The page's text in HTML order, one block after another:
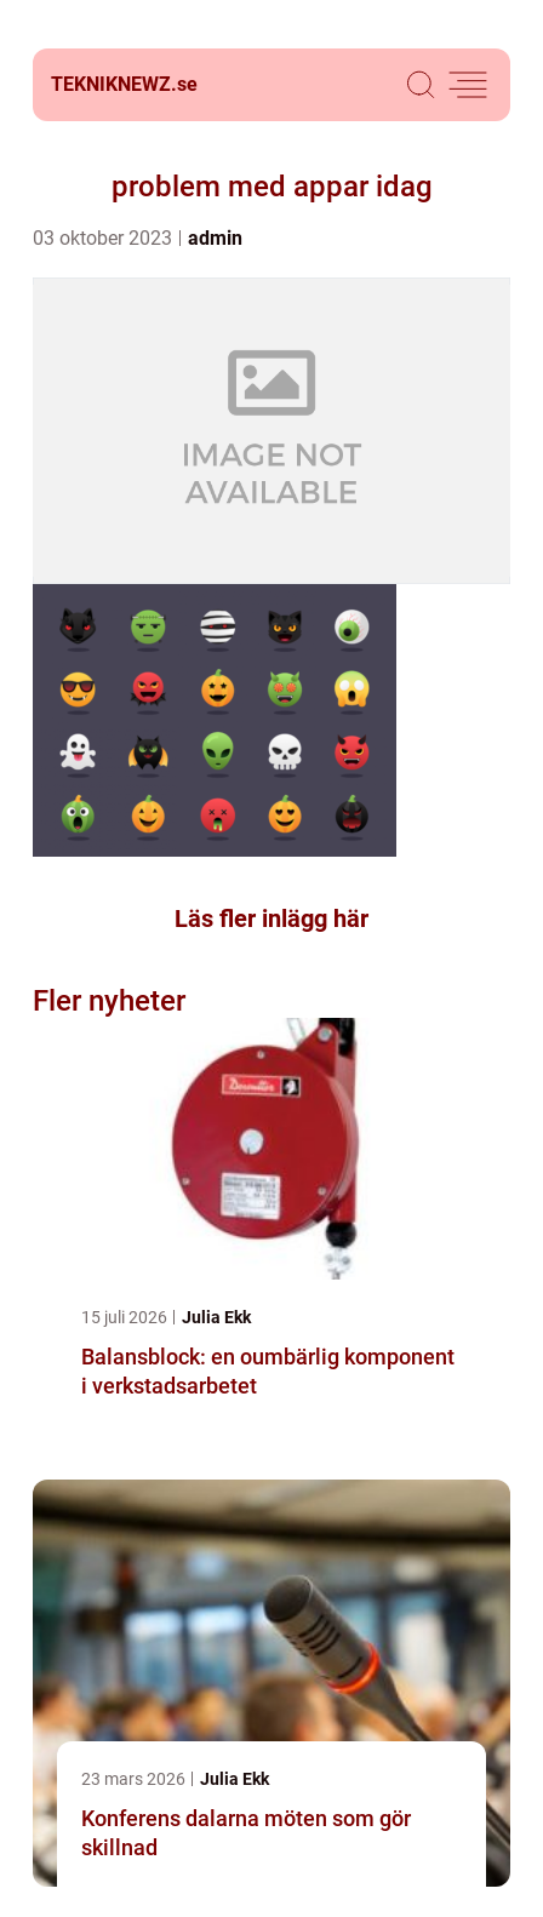
TEKNIKNEWZ.se
problem med appar idag
03 oktober 2023 admin
Läs fler inlägg här
Fler nyheter
15 juli 2026 Julia Ekk
Balansblock: en oumbärlig komponent
i verkstadsarbetet
23 mars 2026 Julia Ekk
Konferens dalarna möten som gör
skillnad